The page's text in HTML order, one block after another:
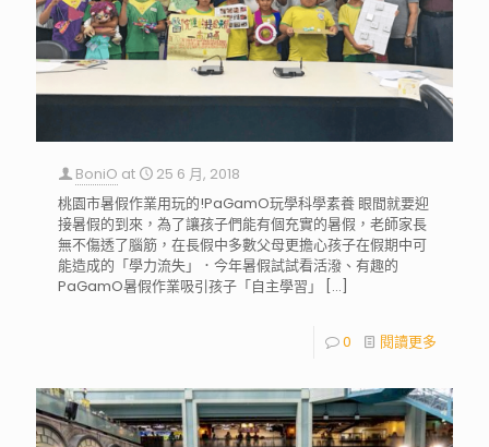
BoniO at
25 6 月, 2018
桃園市暑假作業用玩的!PaGamO玩學科學素養 眼間就要迎
接暑假的到來，為了讓孩子們能有個充實的暑假，老師家長
無不傷透了腦筋，在長假中多數父母更擔心孩子在假期中可
能造成的「學力流失」．今年暑假試試看活潑、有趣的
PaGamO暑假作業吸引孩子「自主學習」
[…]
0 閱讀更多